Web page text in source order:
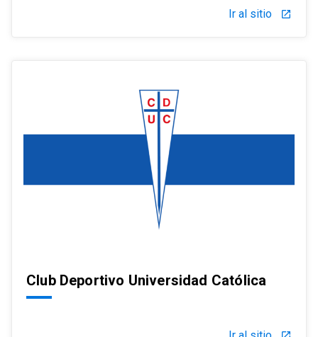
Ir al sitio launch
Club Deportivo Universidad Católica